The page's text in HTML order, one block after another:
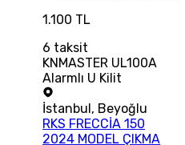
1.100 TL
6 taksit
KNMASTER UL100A
Alarmlı U Kilit
İstanbul, Beyoğlu
RKS FRECCİA 150
2024 MODEL ÇIKMA